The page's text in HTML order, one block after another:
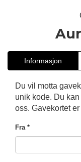
Informasjon
Du vil motta
unik kode. Du
oss. Gavekortet
Fra *